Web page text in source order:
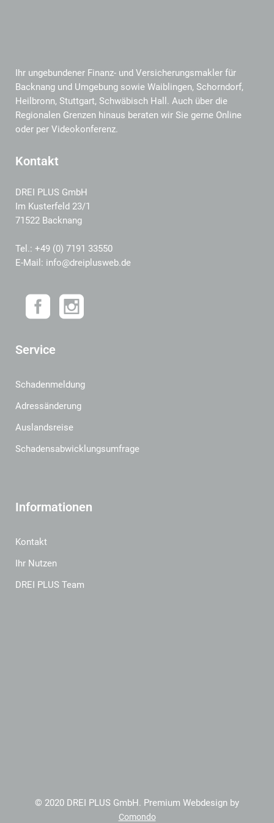
Ihr ungebundener Finanz- und Versicherungsmakler für
Backnang und Umgebung sowie Waiblingen, Schorndorf,
Heilbronn, Stuttgart, Schwäbisch Hall. Auch über die
Regionalen Grenzen hinaus beraten wir Sie gerne Online
oder per Videokonferenz.
Kontakt
DREI PLUS GmbH
Im Kusterfeld 23/1
71522 Backnang
Tel.: +49 (0) 7191 33550
E-Mail: info@dreiplusweb.de
Service
Schadenmeldung
Adressänderung
Auslandsreise
Schadensabwicklungsumfrage
Informationen
Kontakt
Ihr Nutzen
DREI PLUS Team
© 2020 DREI PLUS GmbH. Premium Webdesign by
Comondo